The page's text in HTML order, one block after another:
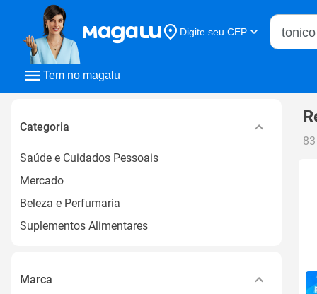
Tem no magalu
Digite seu CEP
Buscar
Categoria
Saúde e Cuidados Pessoais
Mercado
Beleza e Perfumaria
Suplementos Alimentares
Marca